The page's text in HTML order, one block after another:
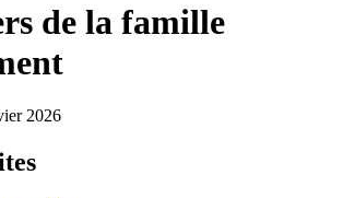
de la famille
2026